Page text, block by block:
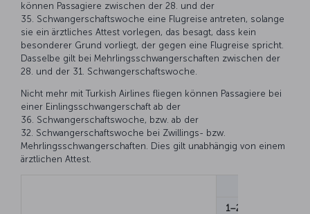
können Passagiere zwischen der 28. und der
35. Schwangerschaftswoche eine Flugreise antreten, solange
sie ein ärztliches Attest vorlegen, das besagt, dass kein
besonderer Grund vorliegt, der gegen eine Flugreise spricht.
Dasselbe gilt bei Mehrlingsschwangerschaften zwischen der
28. und der 31. Schwangerschaftswoche.
Nicht mehr mit Turkish Airlines fliegen können Passagiere bei
einer Einlingsschwangerschaft ab der
36. Schwangerschaftswoche, bzw. ab der
32. Schwangerschaftswoche bei Zwillings- bzw.
Mehrlingsschwangerschaften. Dies gilt unabhängig von einem
ärztlichen Attest.
1–27 Wochen